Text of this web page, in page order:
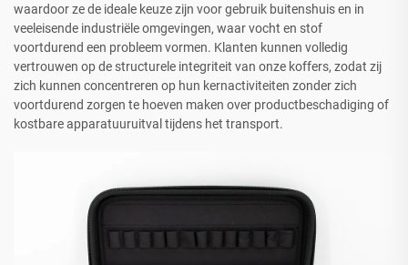
waardoor ze de ideale keuze zijn voor gebruik buitenshuis en in
veeleisende industriële omgevingen, waar vocht en stof
voortdurend een probleem vormen. Klanten kunnen volledig
vertrouwen op de structurele integriteit van onze koffers, zodat zij
zich kunnen concentreren op hun kernactiviteiten zonder zich
voortdurend zorgen te hoeven maken over productbeschadiging of
kostbare apparatuuruitval tijdens het transport.